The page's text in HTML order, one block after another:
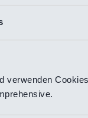
verwenden
Investment